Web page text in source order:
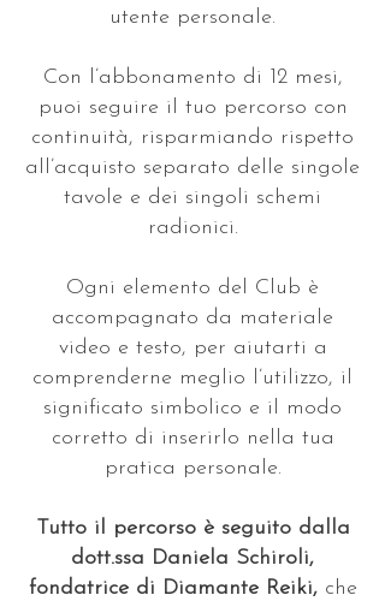
utente personale.
Con l’abbonamento di 12 mesi,
puoi seguire il tuo percorso con
continuità, risparmiando rispetto
all’acquisto separato delle singole
tavole e dei singoli schemi
radionici.
Ogni elemento del Club è
accompagnato da materiale
video e testo, per aiutarti a
comprenderne meglio l’utilizzo, il
significato simbolico e il modo
corretto di inserirlo nella tua
pratica personale.
Tutto il percorso è seguito dalla
dott.ssa Daniela Schiroli,
fondatrice di Diamante Reiki,che